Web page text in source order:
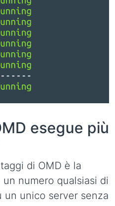
esegue più
di OMD è la
numero qualsiasi di
un unico server senza